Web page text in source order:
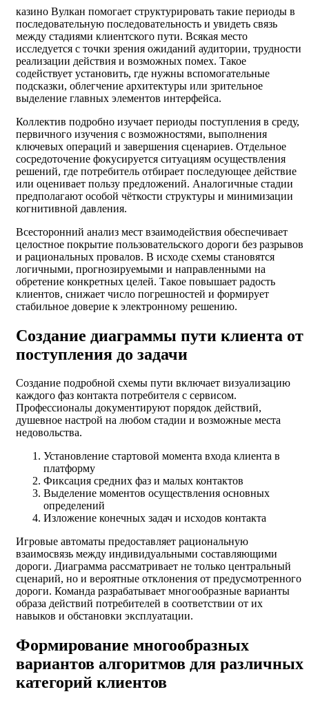
казино Вулкан помогает структурировать такие периоды в
последовательную последовательность и увидеть связь
между стадиями клиентского пути. Всякая место
исследуется с точки зрения ожиданий аудитории, трудности
реализации действия и возможных помех. Такое
содействует установить, где нужны вспомогательные
подсказки, облегчение архитектуры или зрительное
выделение главных элементов интерфейса.
Коллектив подробно изучает периоды поступления в среду,
первичного изучения с возможностями, выполнения
ключевых операций и завершения сценариев. Отдельное
сосредоточение фокусируется ситуациям осуществления
решений, где потребитель отбирает последующее действие
или оценивает пользу предложений. Аналогичные стадии
предполагают особой чёткости структуры и минимизации
когнитивной давления.
Всесторонний анализ мест взаимодействия обеспечивает
целостное покрытие пользовательского дороги без разрывов
и рациональных провалов. В исходе схемы становятся
логичными, прогнозируемыми и направленными на
обретение конкретных целей. Такое повышает радость
клиентов, снижает число погрешностей и формирует
стабильное доверие к электронному решению.
Создание диаграммы пути клиента от
поступления до задачи
Создание подробной схемы пути включает визуализацию
каждого фаз контакта потребителя с сервисом.
Профессионалы документируют порядок действий,
душевное настрой на любом стадии и возможные места
недовольства.
Установление стартовой момента входа клиента в
платформу
Фиксация средних фаз и малых контактов
Выделение моментов осуществления основных
определений
Изложение конечных задач и исходов контакта
Игровые автоматы предоставляет рациональную
взаимосвязь между индивидуальными составляющими
дороги. Диаграмма рассматривает не только центральный
сценарий, но и вероятные отклонения от предусмотренного
дороги. Команда разрабатывает многообразные варианты
образа действий потребителей в соответствии от их
навыков и обстановки эксплуатации.
Формирование многообразных
вариантов алгоритмов для различных
категорий клиентов